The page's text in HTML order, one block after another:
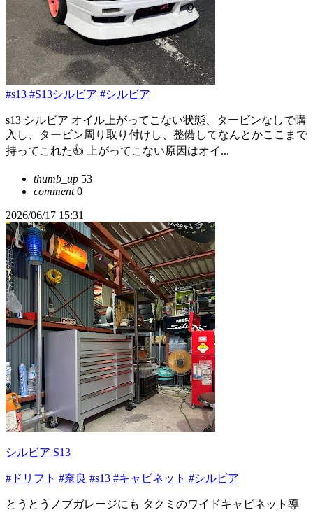
#s13 #S13シルビア #シルビア
s13 シルビア オイル上がってこない状態、タービンなしで購
入し、タービン周り取り付けし、整備してなんとかここまで
持ってこれた👍 上がってこない原因はオイ...
thumb_up 53
comment0
2026/06/17 15:31
シルビア S13
#ドリフト #奈良 #s13 #キャビネット #シルビア
とうとうノブガレージにも タクミのワイドキャビネット導